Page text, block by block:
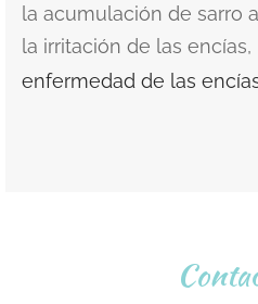
la acumulación de sarro
la irritación de las encías,
enfermedad de las